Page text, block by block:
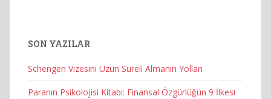
SON YAZILAR
Schengen Vizesini Uzun Süreli Almanın Yolları
Paranın Psikolojisi Kitabı: Finansal Özgürlüğün 9 İlkesi